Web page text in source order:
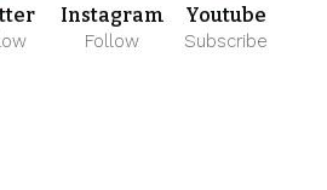
Instagram
Follow
Youtube
Subscribe